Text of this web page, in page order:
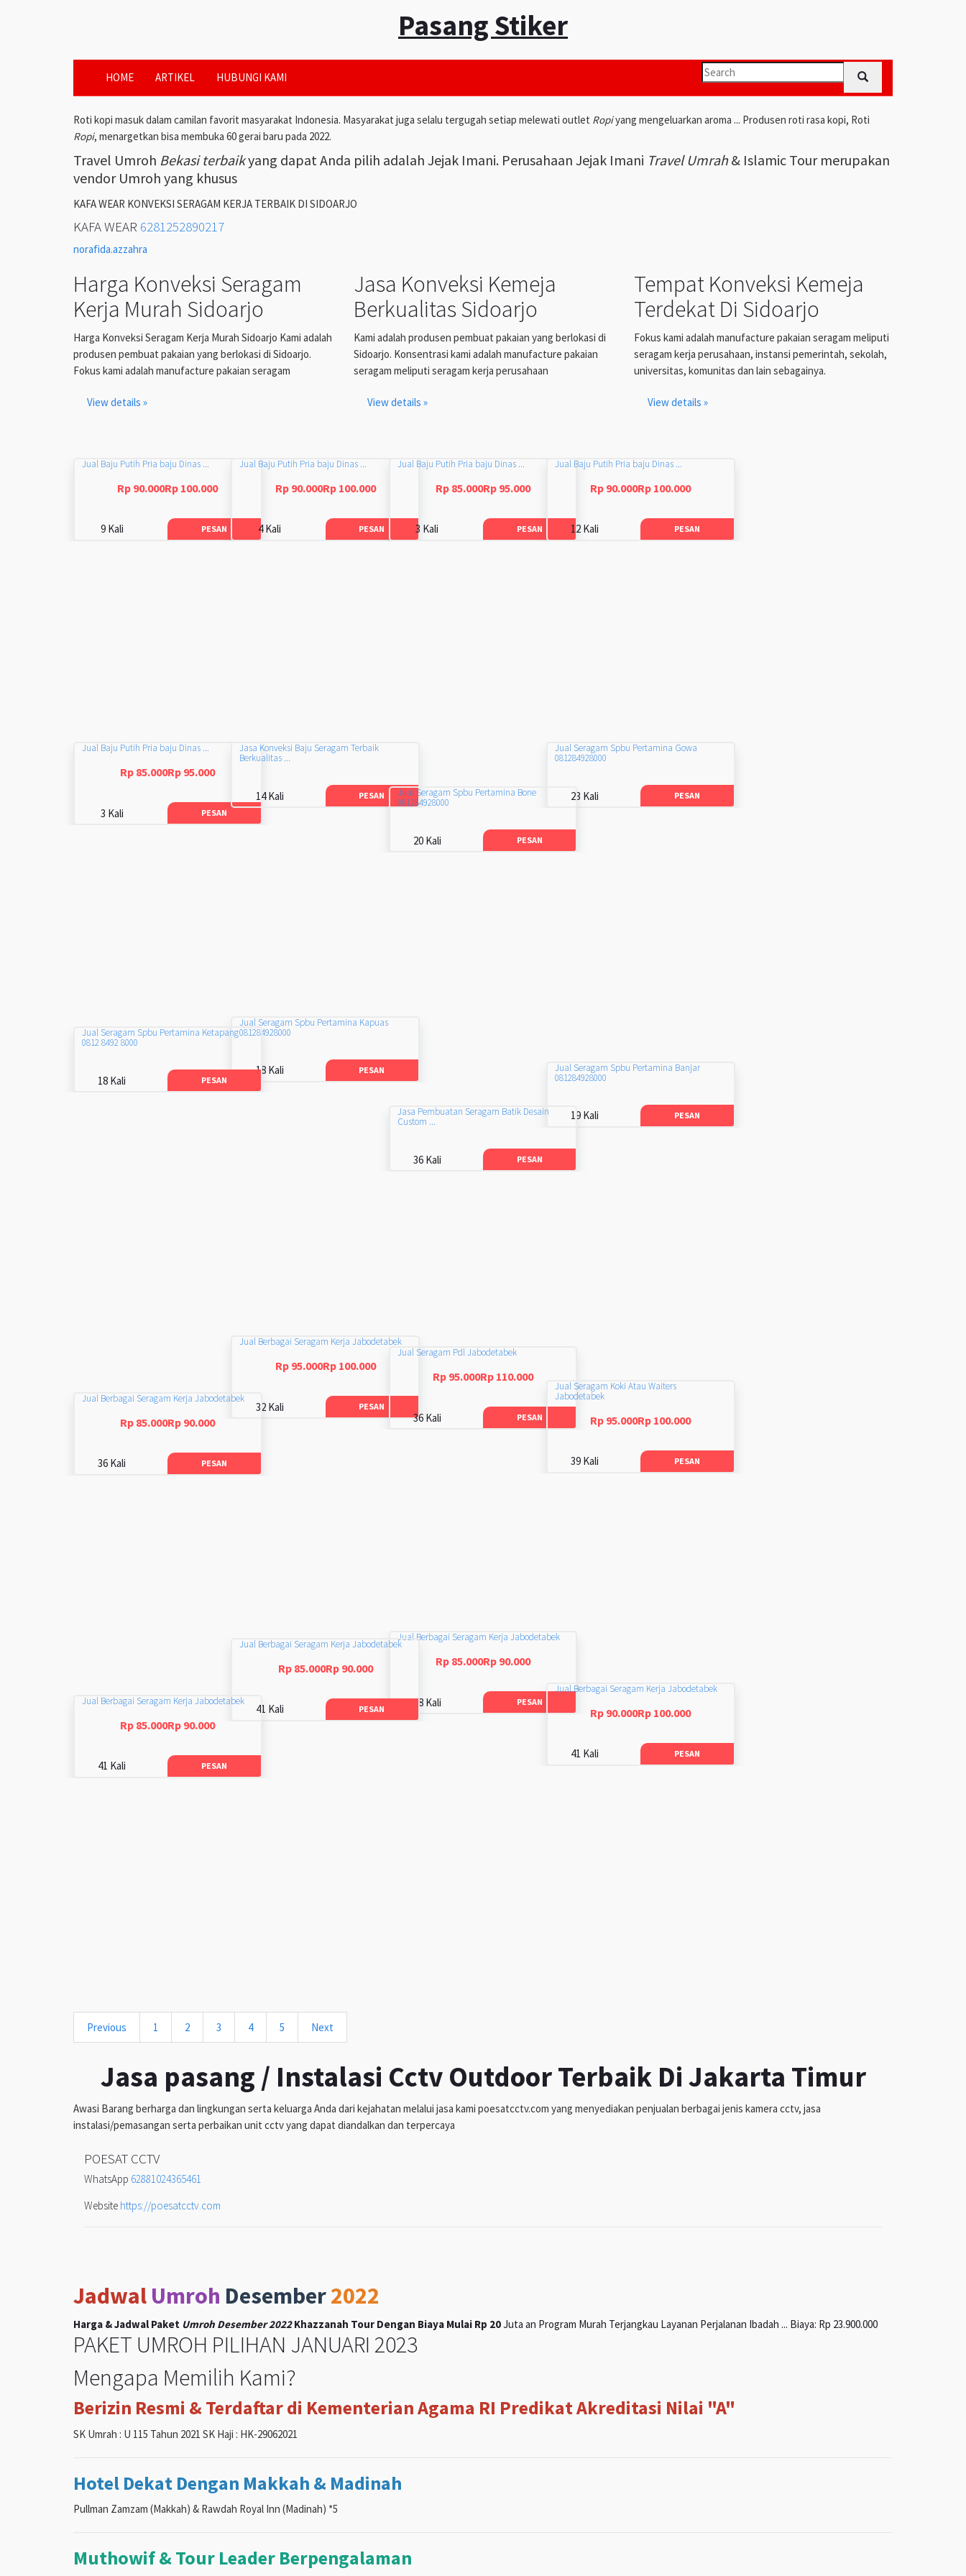
Pasang Stiker
HOME ARTIKEL HUBUNGI KAMI
Roti kopi masuk dalam camilan favorit masyarakat Indonesia. Masyarakat juga selalu tergugah setiap melewati outlet Ropiyang mengeluarkan aroma ... Produsen roti rasa kopi, Roti
Ropi, menargetkan bisa membuka 60 gerai baru pada 2022.
Travel Umroh Bekasi terbaikyang dapat Anda pilih adalah Jejak Imani. Perusahaan Jejak Imani Travel Umrah& Islamic Tour merupakan
vendor Umroh yang khusus
KAFA WEAR KONVEKSI SERAGAM KERJA TERBAIK DI SIDOARJO
KAFA WEAR 6281252890217
norafida.azzahra
Harga Konveksi Seragam
Kerja Murah Sidoarjo
Harga Konveksi Seragam Kerja Murah Sidoarjo Kami adalah
produsen pembuat pakaian yang berlokasi di Sidoarjo.
Fokus kami adalah manufacture pakaian seragam
View details »
Jasa Konveksi Kemeja
Berkualitas Sidoarjo
Kami adalah produsen pembuat pakaian yang berlokasi di
Sidoarjo. Konsentrasi kami adalah manufacture pakaian
seragam meliputi seragam kerja perusahaan
View details »
Tempat Konveksi Kemeja
Terdekat Di Sidoarjo
Fokus kami adalah manufacture pakaian seragam meliputi
seragam kerja perusahaan, instansi pemerintah, sekolah,
universitas, komunitas dan lain sebagainya.
View details »
Jual Baju Putih Pria baju Dinas ...
Rp 90.000Rp 100.000
9 Kali PESAN
Jual Baju Putih Pria baju Dinas ...
Rp 90.000Rp 100.000
4 Kali PESAN
Jual Baju Putih Pria baju Dinas ...
Rp 85.000Rp 95.000
3 Kali PESAN
Jual Baju Putih Pria baju Dinas ...
Rp 90.000Rp 100.000
12 Kali PESAN
Jual Baju Putih Pria baju Dinas ...
Rp 85.000Rp 95.000
3 Kali PESAN
Jasa Konveksi Baju Seragam Terbaik
Berkualitas ...
14 Kali PESAN
Jual Seragam Spbu Pertamina Gowa
081284928000
23 Kali PESAN
Jual Seragam Spbu Pertamina Bone
081284928000
20 Kali PESAN
Jual Seragam Spbu Pertamina Kapuas
081284928000
18 Kali PESAN
Jual Seragam Spbu Pertamina Ketapang
0812 8492 8000
18 Kali PESAN
Jual Seragam Spbu Pertamina Banjar
081284928000
19 Kali PESAN
Jasa Pembuatan Seragam Batik Desain
Custom ...
36 Kali PESAN
Jual Berbagai Seragam Kerja Jabodetabek
Rp 95.000Rp 100.000
32 Kali PESAN
Jual Seragam Pdl Jabodetabek
Rp 95.000Rp 110.000
36 Kali PESAN
Jual Seragam Koki Atau Waiters
Jabodetabek
Rp 95.000Rp 100.000
39 Kali PESAN
Jual Berbagai Seragam Kerja Jabodetabek
Rp 85.000Rp 90.000
36 Kali PESAN
Jual Berbagai Seragam Kerja Jabodetabek
Rp 85.000Rp 90.000
48 Kali PESAN
Jual Berbagai Seragam Kerja Jabodetabek
Rp 85.000Rp 90.000
41 Kali PESAN
Jual Berbagai Seragam Kerja Jabodetabek
Rp 90.000Rp 100.000
41 Kali PESAN
Jual Berbagai Seragam Kerja Jabodetabek
Rp 85.000Rp 90.000
41 Kali PESAN
Previous 1 2 3 4 5 Next
Jasa pasang / Instalasi Cctv Outdoor Terbaik Di Jakarta Timur
Awasi Barang berharga dan lingkungan serta keluarga Anda dari kejahatan melalui jasa kami poesatcctv.com yang menyediakan penjualan berbagai jenis kamera cctv, jasa
instalasi/pemasangan serta perbaikan unit cctv yang dapat diandalkan dan terpercaya
POESAT CCTV
WhatsApp 62881024365461
Website https://poesatcctv.com
Jadwal Umroh Desember2022
Harga & Jadwal Paket Umroh Desember 2022Khazzanah Tour Dengan Biaya Mulai Rp 20Juta an Program Murah Terjangkau Layanan Perjalanan Ibadah ... Biaya: Rp 23.900.000
PAKET UMROH PILIHAN JANUARI 2023
Mengapa Memilih Kami?
Berizin Resmi & Terdaftar di Kementerian Agama RI Predikat Akreditasi Nilai "A"
SK Umrah : U 115 Tahun 2021 SK Haji : HK-29062021
Hotel Dekat Dengan Makkah & Madinah
Pullman Zamzam (Makkah) & Rawdah Royal Inn (Madinah) *5
Muthowif & Tour Leader Berpengalaman